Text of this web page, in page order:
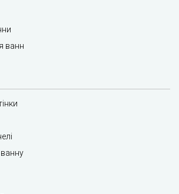
ванн
ванну